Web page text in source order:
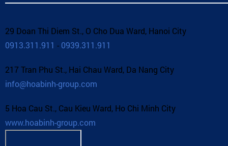
29 Doan Thi Diem St., O Cho Dua Ward, Hanoi City
0913.311.911 - 0939.311.911
217 Tran Phu St., Hai Chau Ward, Da Nang City
info@hoabinh-group.com
5 Hoa Cau St., Cau Kieu Ward, Ho Chi Minh City
www.hoabinh-group.com